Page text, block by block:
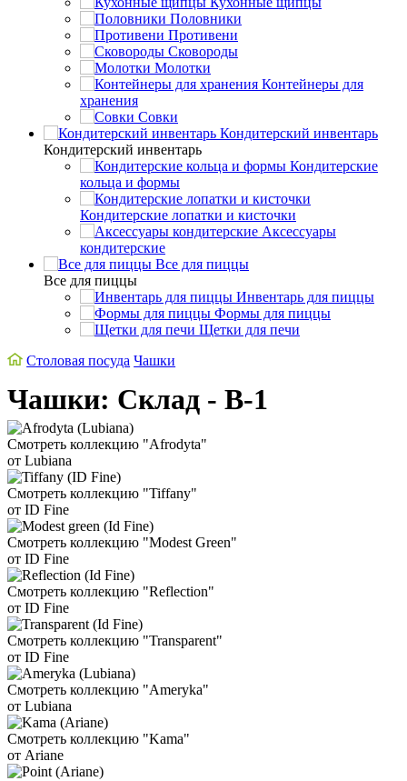
Половники
Противени
Сковороды
Молотки
Контейнеры для
хранения
Совки
Кондитерский инвентарь
Кондитерский инвентарь
Кондитерские
кольца и формы
Кондитерские лопатки и кисточки
Аксессуары
кондитерские
Все для пиццы
Все для пиццы
Инвентарь для пиццы
Формы для пиццы
Щетки для печи
Столовая посуда Чашки
Чашки: Склад - В-1
Смотреть коллекцию "Afrodyta"
от Lubiana
Смотреть коллекцию "Tiffany"
от ID Fine
Смотреть коллекцию "Modest Green"
от ID Fine
Смотреть коллекцию "Reflection"
от ID Fine
Смотреть коллекцию "Transparent"
от ID Fine
Смотреть коллекцию "Ameryka"
от Lubiana
Смотреть коллекцию "Kama"
от Ariane